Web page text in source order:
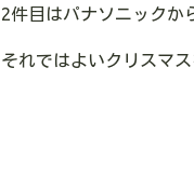
2件目はパナソニックか
それではよいクリスマス